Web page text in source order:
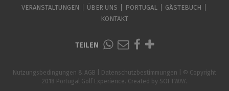
VERANSTALTUNGEN
ÜBER UNS PORTUGAL
GÄSTEBUCH
KONTAKT
TEILEN
Nutzungsbedingungen & AGB Datenschutzbestimmungen | © Copyright
2018 Portugal Golf Experience. Created by SOFTWAY